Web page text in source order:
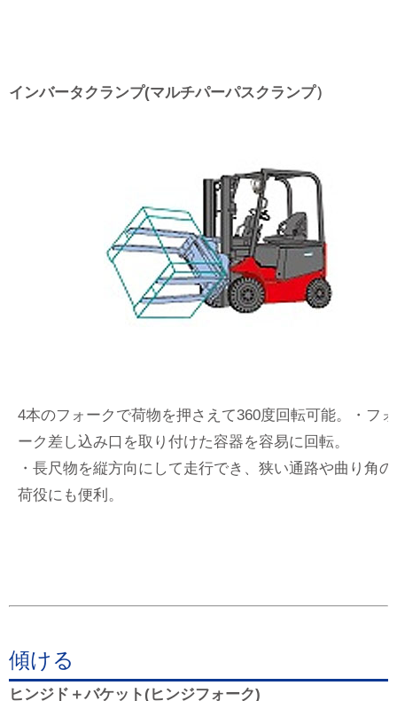
インバータクランプ(マルチパーパスクランプ）
4本のフォークで荷物を押さえて360度回転可能。・フォ
ーク差し込み口を取り付けた容器を容易に回転。
・長尺物を縦方向にして走行でき、狭い通路や曲り角の
荷役にも便利。
傾ける
ヒンジド＋バケット(ヒンジフォーク)